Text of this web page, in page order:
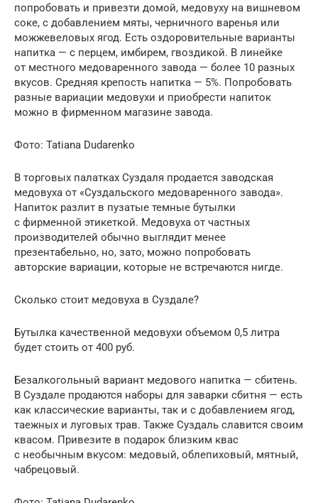
попробовать и привезти домой, медовуху на вишневом
соке, с добавлением мяты, черничного варенья или
можжевеловых ягод. Есть оздоровительные варианты
напитка — с перцем, имбирем, гвоздикой. В линейке
от местного медоваренного завода — более 10 разных
вкусов. Средняя крепость напитка — 5%. Попробовать
разные вариации медовухи и приобрести напиток
можно в фирменном магазине завода.
Фото: Tatiana Dudarenko
В торговых палатках Суздаля продается заводская
медовуха от «Суздальского медоваренного завода».
Напиток разлит в пузатые темные бутылки
с фирменной этикеткой. Медовуха от частных
производителей обычно выглядит менее
презентабельно, но, зато, можно попробовать
авторские вариации, которые не встречаются нигде.
Сколько стоит медовуха в Суздале?
Бутылка качественной медовухи объемом 0,5 литра
будет стоить от 400 руб.
Безалкогольный вариант медового напитка — сбитень.
В Суздале продаются наборы для заварки сбитня — есть
как классические варианты, так и с добавлением ягод,
таежных и луговых трав. Также Суздаль славится своим
квасом. Привезите в подарок близким квас
с необычным вкусом: медовый, облепиховый, мятный,
чабрецовый.